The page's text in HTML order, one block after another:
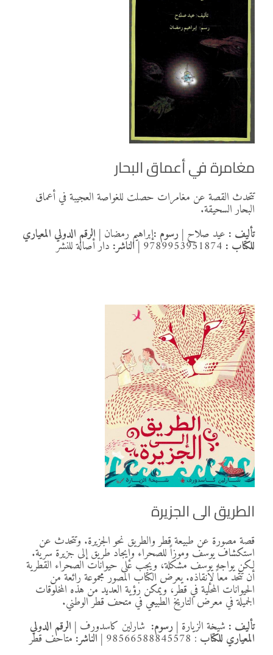
مغامرة في أعماق البحار
تتحدث القصة عن مغامرات حصلت للغواصة العجيبة في أعماق
البحار السحيقة.
تأليف : عيد صلاح |رسوم :إبراهيم رمضان | الرقم الدولي المعياري
للكتاب : |الناشر: دار أصالة للنشر
الطريق الى الجزيرة
قصة مصورة عن طبيعة قطر والطريق نحو الجزيرة. وتتحدث عن
استكشاف يوسف وموزاً للصحراء وإيجاد طريق إلى جزيرة سرية.
لكن يواجه يوسف مشكلة، ويجب على حيوانات الصحراء القطرية
أن تتحد معاً لإنقاذه. يعرض الكتاب المصور مجموعة رائعة من
الحيوانات المحلية في قطر، ويمكن رؤية العديد من هذه المخلوقات
الجميلة في معرض التاريخ الطبيعي في متحف قطر الوطني.
تأليف : شيخة الزيارة |رسوم: شارلين كاسدورف | الرقم الدولي
المعياري للكتاب : 98566588845578
| الناشر:متاحف قطر